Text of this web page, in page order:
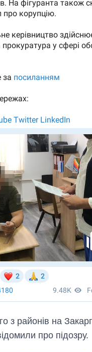
з районів на
про підозру.